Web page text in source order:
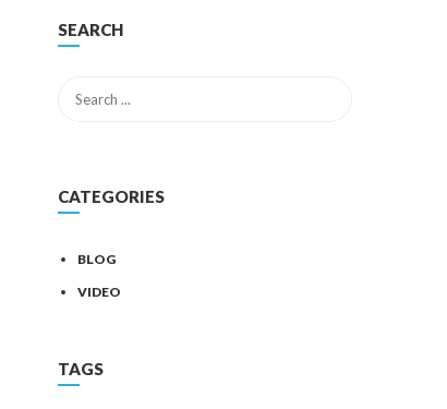
SEARCH
CATEGORIES
BLOG
VIDEO
TAGS